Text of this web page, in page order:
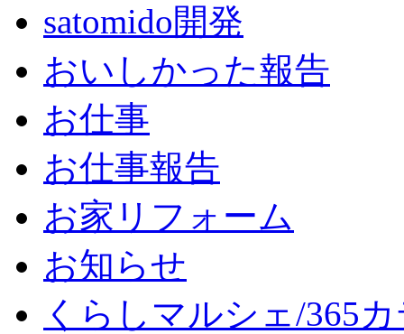
satomido開発
おいしかった報告
お仕事
お仕事報告
お家リフォーム
お知らせ
くらしマルシェ/365